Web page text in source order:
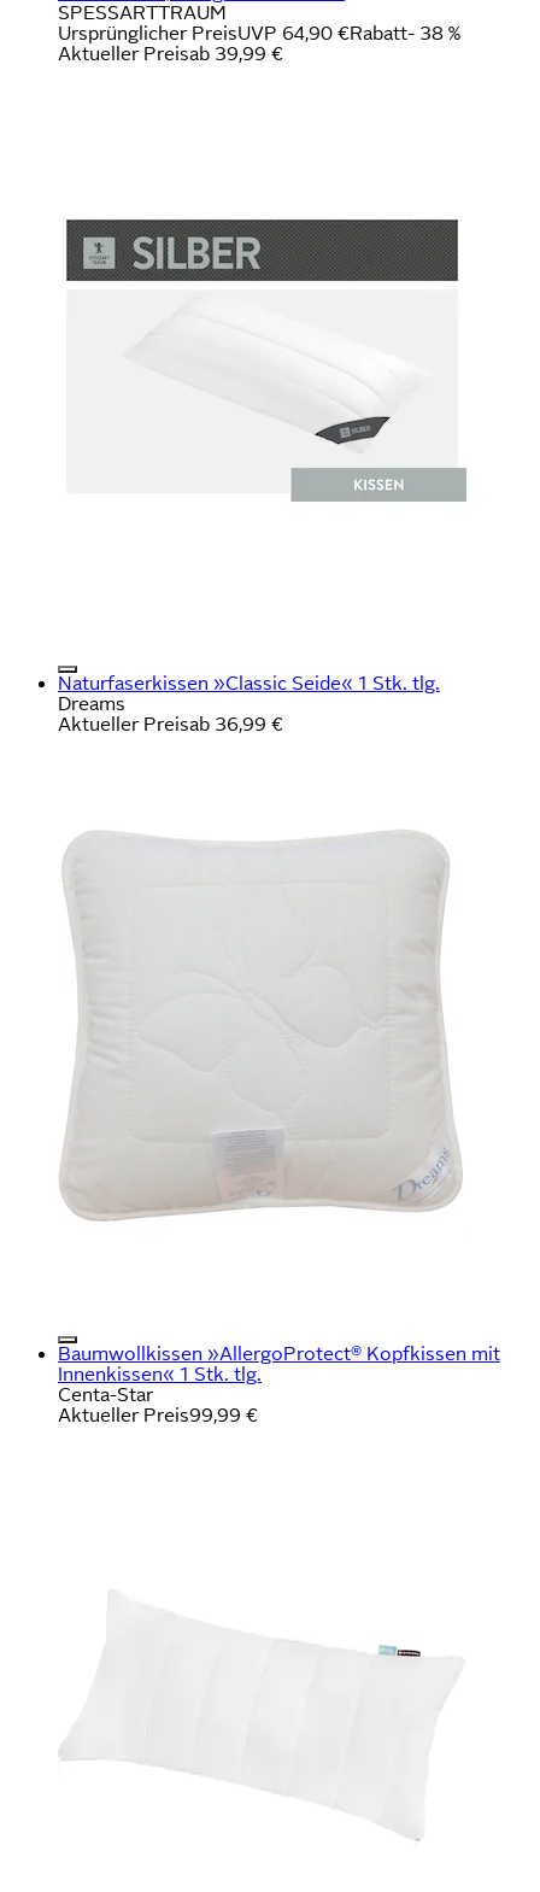
SPESSARTTRAUM
Ursprünglicher PreisUVP 64,90 €Rabatt- 38 %
Aktueller Preisab 39,99 €
Naturfaserkissen »Classic Seide« 1 Stk. tlg.
Dreams
Aktueller Preisab 36,99 €
Baumwollkissen »AllergoProtect® Kopfkissen mit
Innenkissen« 1 Stk. tlg.
Centa-Star
Aktueller Preis99,99 €